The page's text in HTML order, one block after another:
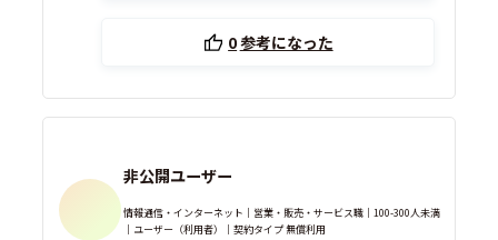
0参考になった
非公開ユーザー
情報通信・インターネット｜営業・販売・サービス職｜100-300人未満
｜ユーザー（利用者）｜契約タイプ 無償利用